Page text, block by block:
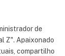
de
Z". Apaixonado
compartilho